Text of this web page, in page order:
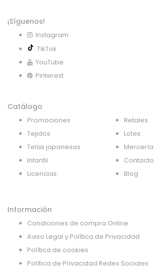
¡Síguenos!
Instagram
TikTok
YouTube
Pinterest
Catálogo
Promociones
Tejidos
Telas japonesas
Infantil
Licencias
Retales
Lotes
Mercería
Contacto
Blog
Información
Condiciones de compra Online
Aviso Legal y Política de Privacidad
Política de cookies
Política de Privacidad Redes Sociales